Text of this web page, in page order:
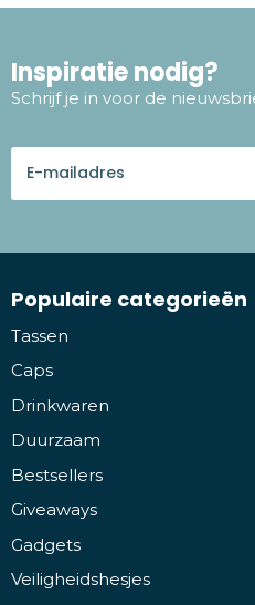
Inspiratie nodig?
Schrijf je in voor de
Populaire categorieën
Tassen
Caps
Drinkwaren
Duurzaam
Bestsellers
Giveaways
Gadgets
Veiligheidshesjes